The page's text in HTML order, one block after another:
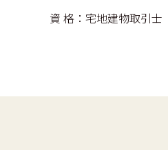
資 格：宅地建物取引士